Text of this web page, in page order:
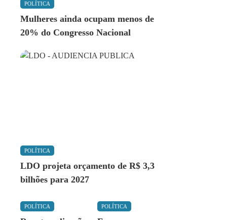
POLÍTICA
Mulheres ainda ocupam menos de
20% do Congresso Nacional
POLÍTICA
LDO projeta orçamento de R$ 3,3
bilhões para 2027
POLÍTICA POLÍTICA